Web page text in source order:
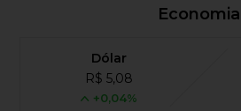
Economia
Dólar
R$ 5,08
+0,04%